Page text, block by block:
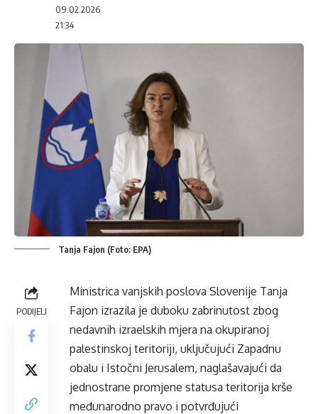
09.02.2026
21:34
Tanja Fajon (Foto: EPA)
PODIJELI
Ministrica vanjskih poslova Slovenije Tanja
Fajon izrazila je duboku zabrinutost zbog
nedavnih izraelskih mjera na okupiranoj
palestinskoj teritoriji, uključujući Zapadnu
obalu i Istočni Jerusalem, naglašavajući da
jednostrane promjene statusa teritorija krše
međunarodno pravo i potvrđujući